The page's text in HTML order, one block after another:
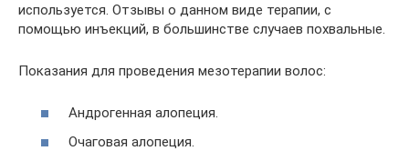
используется. Отзывы о данном виде терапии, с
помощью инъекций, в большинстве случаев похвальные.
Показания для проведения мезотерапии волос:
Андрогенная алопеция.
Очаговая алопеция.